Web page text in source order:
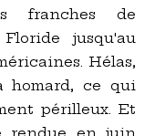
franches de
jusqu'au
Hélas,
homard, ce qui
périlleux. Et